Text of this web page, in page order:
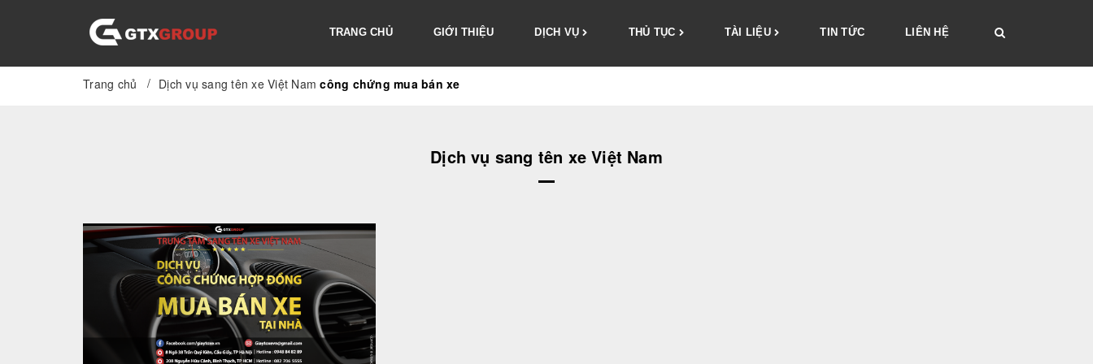
TRANG CHỦ GIỚI THIỆU DỊCH VỤ THỦ TỤC TÀI LIỆU TIN TỨC LIÊN HỆ
Trang chủ / Dịch vụ sang tên xe Việt Nam công chứng mua bán xe
Dịch vụ sang tên xe Việt Nam